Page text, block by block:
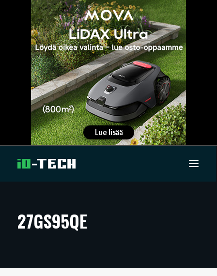
ARTIKKELIT
TECHBBS
27GS95QE